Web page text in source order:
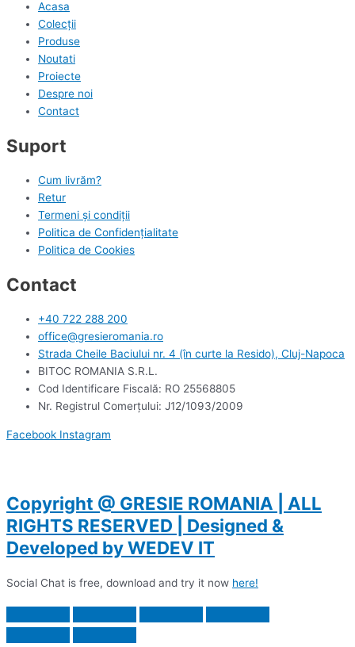
Acasa
Colecții
Produse
Noutati
Proiecte
Despre noi
Contact
Suport
Cum livrăm?
Retur
Termeni și condiții
Politica de Confidențialitate
Politica de Cookies
Contact
+40 722 288 200
office@gresieromania.ro
Strada Cheile Baciului nr. 4 (în curte la Resido), Cluj-Napoca
BITOC ROMANIA S.R.L.
Cod Identificare Fiscală: RO 25568805
Nr. Registrul Comerţului: J12/1093/2009
Facebook Instagram
Copyright @ GRESIE ROMANIA | ALL
RIGHTS RESERVED | Designed &
Developed by WEDEV IT
Social Chat is free, download and try it now here!